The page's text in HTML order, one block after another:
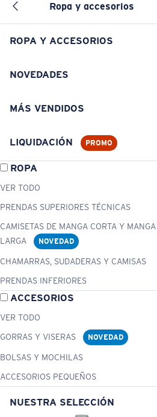
Ropa y accesorios
ROPA Y ACCESORIOS
NOVEDADES
MÁS VENDIDOS
LIQUIDACIÓN PROMO
ROPA
VER TODO
PRENDAS SUPERIORES TÉCNICAS
CAMISETAS DE MANGA CORTA Y MANGA
LARGA
NOVEDAD
CHAMARRAS, SUDADERAS Y CAMISAS
PRENDAS INFERIORES
ACCESORIOS
VER TODO
GORRAS Y VISERAS
NOVEDAD
BOLSAS Y MOCHILAS
ACCESORIOS PEQUEÑOS
NUESTRA SELECCIÓN